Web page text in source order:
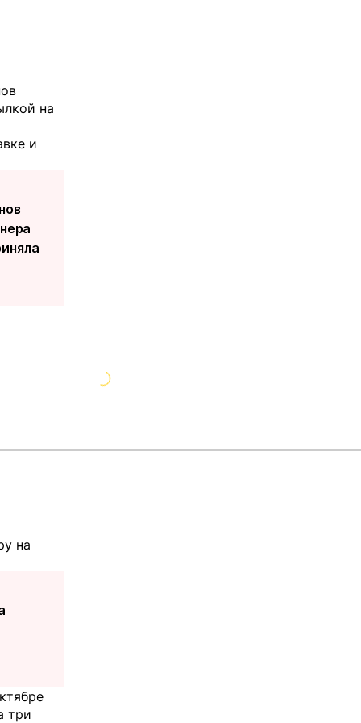
на
и
на
три